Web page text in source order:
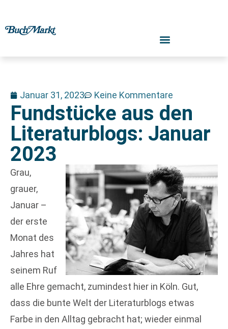
Januar 31, 2023 Keine Kommentare
Fundstücke aus den
Literaturblogs: Januar
2023
Grau,
grauer,
Januar –
der erste
Monat des
Jahres hat
seinem Ruf
alle Ehre gemacht, zumindest hier in Köln. Gut,
dass die bunte Welt der Literaturblogs etwas
Farbe in den Alltag gebracht hat; wieder einmal